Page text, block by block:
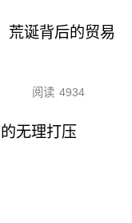
荒诞背后的贸易
阅读 4934
无理打压